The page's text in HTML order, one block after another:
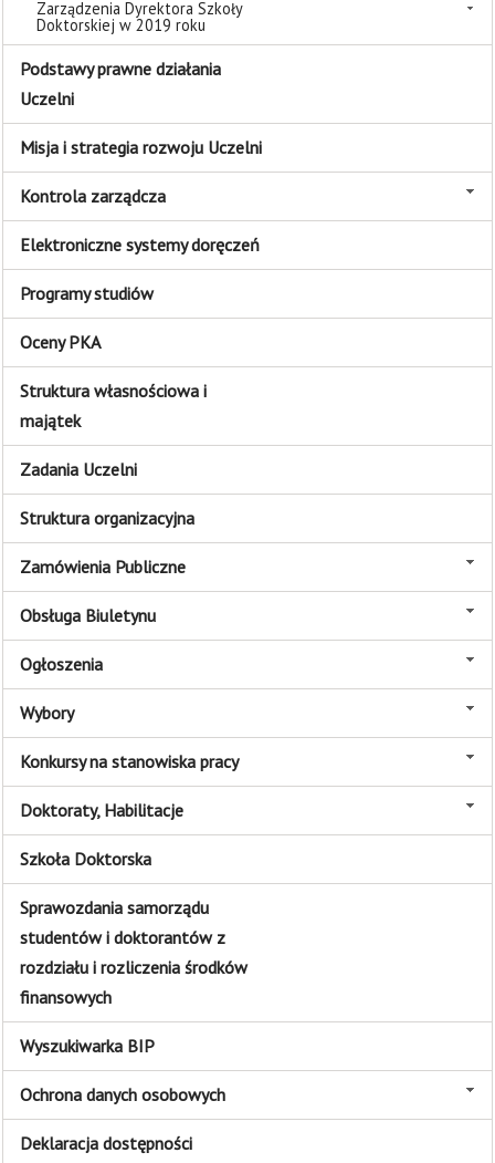
Zarządzenia Dyrektora Szkoły
Doktorskiej w 2019 roku
Podstawy prawne działania
Uczelni
Misja i strategia rozwoju Uczelni
Kontrola zarządcza
Elektroniczne systemy doręczeń
Programy studiów
Oceny PKA
Struktura własnościowa i
majątek
Zadania Uczelni
Struktura organizacyjna
Zamówienia Publiczne
Obsługa Biuletynu
Ogłoszenia
Wybory
Konkursy na stanowiska pracy
Doktoraty, Habilitacje
Szkoła Doktorska
Sprawozdania samorządu
studentów i doktorantów z
rozdziału i rozliczenia środków
finansowych
Wyszukiwarka BIP
Ochrona danych osobowych
Deklaracja dostępności